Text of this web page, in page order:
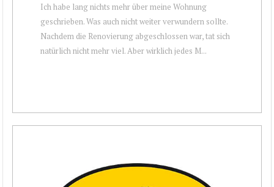
Ich habe lang nichts mehr über meine Wohnung
geschrieben. Was auch nicht weiter verwundern sollte.
Nachdem die Renovierung abgeschlossen war, tat sich
natürlich nicht mehr viel. Aber wirklich jedes M...